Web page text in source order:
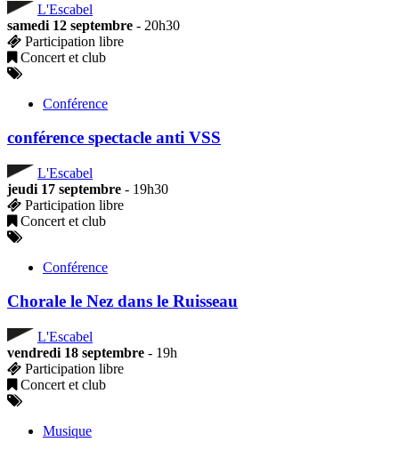
L'Escabel
samedi 12 septembre - 20h30
Participation libre
Concert et club
Conférence
conférence spectacle anti VSS
L'Escabel
jeudi 17 septembre - 19h30
Participation libre
Concert et club
Conférence
Chorale le Nez dans le Ruisseau
L'Escabel
vendredi 18 septembre - 19h
Participation libre
Concert et club
Musique